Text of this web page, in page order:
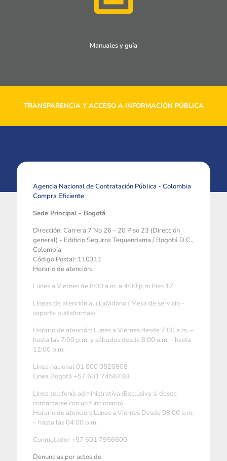
Manuales y guía
TRANSPARENCIA Y ACCESO A INFORMACIÓN PÚBLICA
Agencia Nacional de Contratación Pública - Colombia
Compra Eficiente
Sede Principal - Bogotá
Dirección: Carrera 7 No 26 - 20 Piso 23 (Dirección
general) - Edificio Seguros Tequendama / Bogotá D.C.,
Colombia
Código Postal: 110311
Horario de atención:
Lunes a Viernes de 8:00 a.m. a 4:00 p.m Piso 17
Líneas de atención al ciudadano ( Mesa de servicio -
soporte plataformas)
Horario de atención: Lunes a Viernes desde 7:00 a.m. –
hasta las 7:00 p.m. y sábados desde 8:00 a.m. - hasta
12:00 p.m.
Linea nacional 01 800 0520808
Linea Bogotá +57 601 7456788
Linea telefonía administrativa (Exclusiva si desea
contactarse con un funcionario)
Horario de atención: Lunes a Viernes Desde 08:00 a.m.
– hasta las 04:00 p.m.
Conmutador +57 601 7956600
Denuncias por actos de